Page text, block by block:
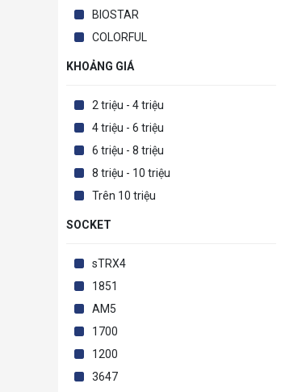
BIOSTAR
COLORFUL
KHOẢNG GIÁ
2 triệu - 4 triệu
4 triệu - 6 triệu
6 triệu - 8 triệu
8 triệu - 10 triệu
Trên 10 triệu
SOCKET
sTRX4
1851
AM5
1700
1200
3647